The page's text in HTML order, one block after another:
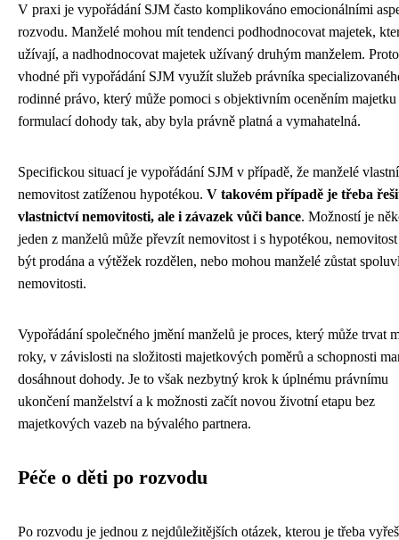
V praxi je vypořádání SJM často komplikováno emocionálními
rozvodu. Manželé mohou mít tendenci podhodnocovat majetek,
užívají, a nadhodnocovat majetek užívaný druhým manželem.
vhodné při vypořádání SJM využít služeb právníka
rodinné právo, který může pomoci s objektivním oceněním majetku
formulací dohody tak, aby byla právně platná a vymahatelná.
Specifickou situací je vypořádání SJM v případě, že manželé vlastní
nemovitost zatíženou hypotékou. V takovém případě je třeba
vlastnictví nemovitosti, ale i závazek vůči bance. Možností je
jeden z manželů může převzít nemovitost i s hypotékou,
být prodána a výtěžek rozdělen, nebo mohou manželé zůstat
nemovitosti.
Vypořádání společného jmění manželů je proces, který může trvat
roky, v závislosti na složitosti majetkových poměrů a schopnosti
dosáhnout dohody. Je to však nezbytný krok k úplnému právnímu
ukončení manželství a k možnosti začít novou životní etapu bez
majetkových vazeb na bývalého partnera.
Péče o děti po rozvodu
Po rozvodu je jednou z nejdůležitějších otázek, kterou je třeba